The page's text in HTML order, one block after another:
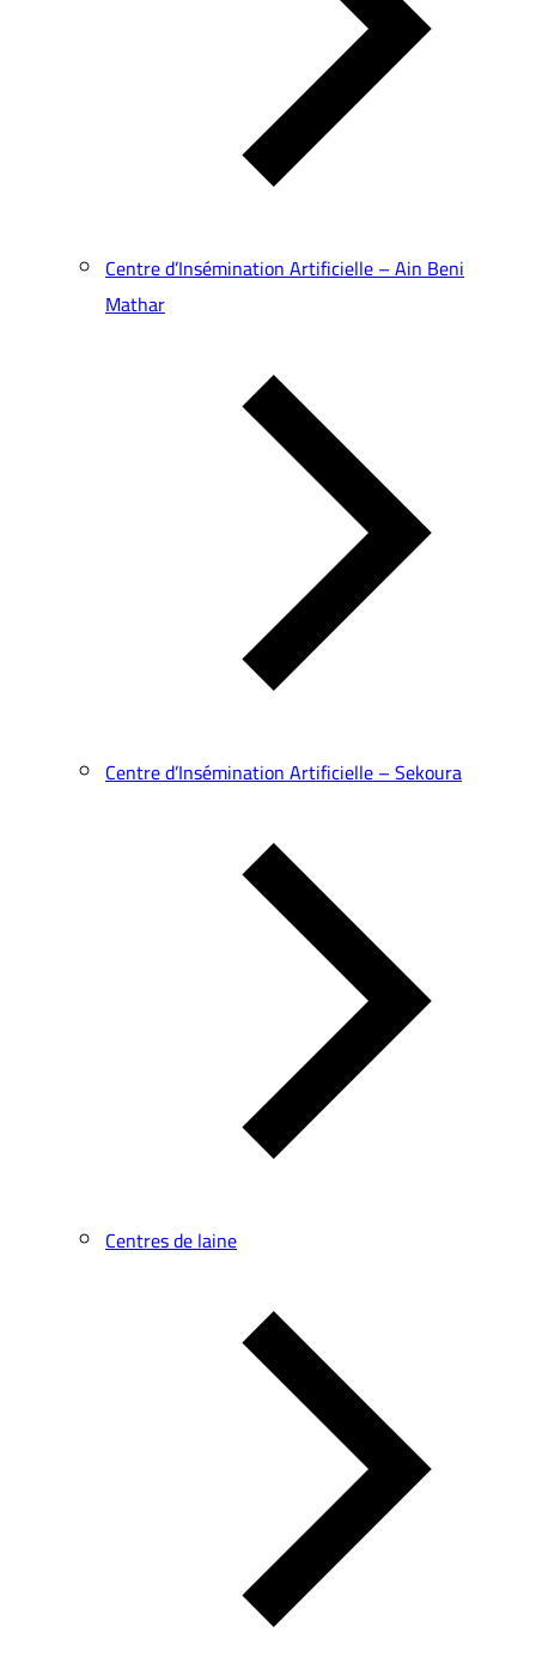
Centre d’Insémination Artificielle – Ain Beni
Mathar
Centre d’Insémination Artificielle – Sekoura
Centres de laine